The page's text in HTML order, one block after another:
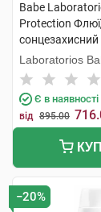
Babe
Protection
тонуючим
типів шкіри
флакон
Laboratorios
Є в наявності
від 895.00
−20%